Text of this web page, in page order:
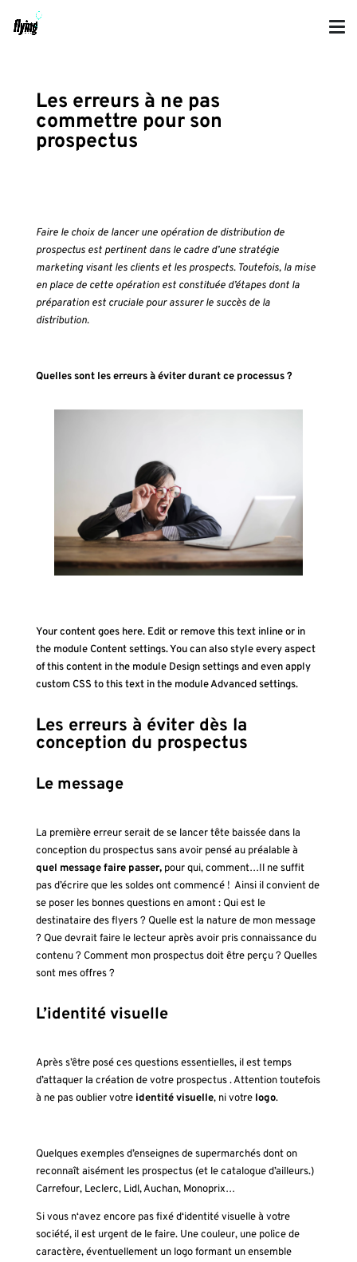
Les erreurs à ne pas
commettre pour son
prospectus
Faire le choix de lancer une opération de distribution de
prospectus est pertinent dans le cadre d’une stratégie
marketing visant les clients et les prospects. Toutefois, la mise
en place de cette opération est constituée d’étapes dont la
préparation est cruciale pour assurer le succès de la
distribution.
Quelles sont les erreurs à éviter durant ce processus ?
Your content goes here. Edit or remove this text inline or in
the module Content settings. You can also style every aspect
of this content in the module Design settings and even apply
custom CSS to this text in the module Advanced settings.
Les erreurs à éviter dès la
conception du prospectus
Le message
La première erreur serait de se lancer tête baissée dans la
conception du prospectussans avoir pensé au préalable à
quel message faire passer,pour qui, comment…Il ne suffit
pas d’écrire que les soldes ont commencé ! Ainsi il convient de
se poser les bonnes questions en amont : Qui est le
destinataire des flyers ? Quelle est la nature de mon message
? Que devrait faire le lecteur après avoir pris connaissance du
contenu ? Comment mon prospectusdoit être perçu ? Quelles
sont mes offres ?
L’identité visuelle
Après s’être posé ces questions essentielles, il est temps
d’attaquer la création de votre prospectus. Attention toutefois
à ne pas oublier votreidentité visuelle, ni votre logo.
Quelques exemples d’enseignes de supermarchés dont on
reconnaît aisément les prospectus (et le catalogue d’ailleurs.)
Carrefour, Leclerc, Lidl, Auchan, Monoprix…
Si vous n‘avez encore pas fixé d‘identité visuelle à votre
société, il est urgent de le faire. Une couleur, une police de
caractère, éventuellement un logo formant un ensemble